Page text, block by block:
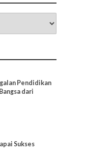
Pendidikan
dari
Sukses